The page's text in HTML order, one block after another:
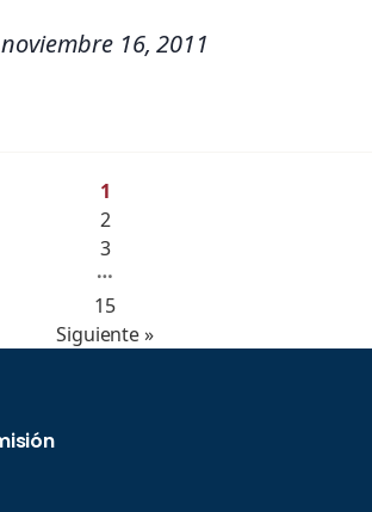
noviembre 16, 2011
1
2
3
…
15
Siguiente »